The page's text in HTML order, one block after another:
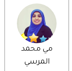
مي محمد
المرسي